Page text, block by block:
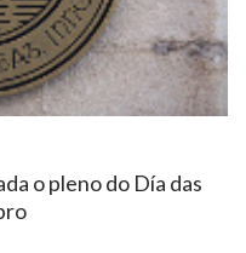
o pleno do Día das